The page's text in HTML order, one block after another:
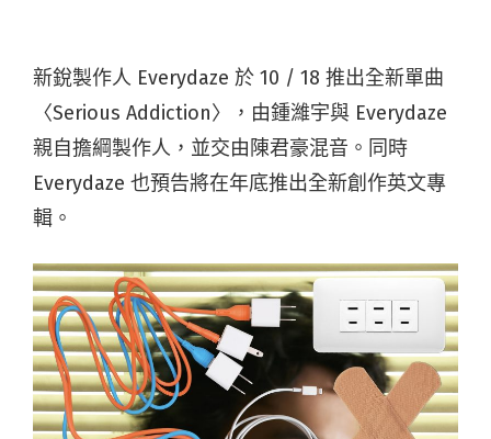
新銳製作人 Everydaze 於 10 / 18 推出全新單曲
〈Serious Addiction〉，由鍾濰宇與 Everydaze
親自擔綱製作人，並交由陳君豪混音。同時
Everydaze 也預告將在年底推出全新創作英文專
輯。